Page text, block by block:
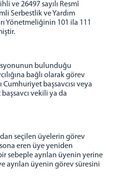
Müdürlüğü
ve 26497 sayılı Resmî
Serbestlik ve Yardım
Yönetmeliğinin 101 ila 111
bulunduğu
bağlı olarak görev
başsavcısı veya
vekili ya da
seçilen üyelerin görev
eren üye yeniden
sebeple ayrılan üyenin yerine
ayrılan üyenin görev süresini